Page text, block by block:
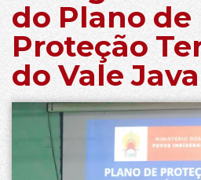
do Plano de
Proteção
do Vale